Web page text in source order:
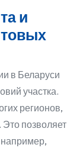
и
в Беларуси
участка.
регионов,
позволяет
например,